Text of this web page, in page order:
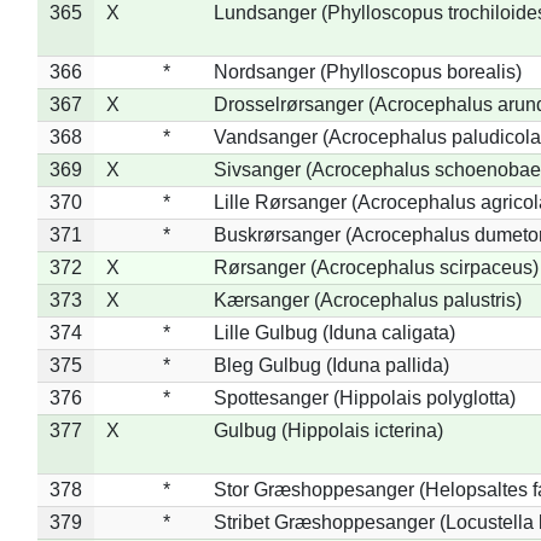
365
X Lundsanger (Phylloscopus
366 *
Nordsanger (Phylloscopus borealis)
367
X
Drosselrørsanger (Acrocephalus
368
*
Vandsanger (Acrocephalus
369
X
Sivsanger (Acrocephalus
370
*
Lille Rørsanger (Acrocephalus
371
*
Buskrørsanger (Acrocephalus
372
X
Rørsanger (Acrocephalus scirpaceus)
373
X
Kærsanger (Acrocephalus palustris)
374
*
Lille Gulbug (Iduna caligata)
375
*
Bleg Gulbug (Iduna pallida)
376
*
Spottesanger (Hippolais polyglotta)
377
X Gulbug (Hippolais icterina)
378 *
Stor Græshoppesanger (Helopsaltes
379
*
Stribet Græshoppesanger (Locustella